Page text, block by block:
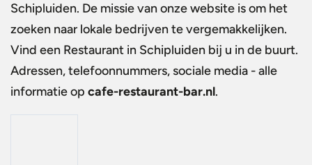
Schipluiden. De missie van onze website is om het
zoeken naar lokale bedrijven te vergemakkelijken.
Vind een Restaurant in Schipluiden bij u in de buurt.
Adressen, telefoonnummers, sociale media - alle
informatie op cafe-restaurant-bar.nl.